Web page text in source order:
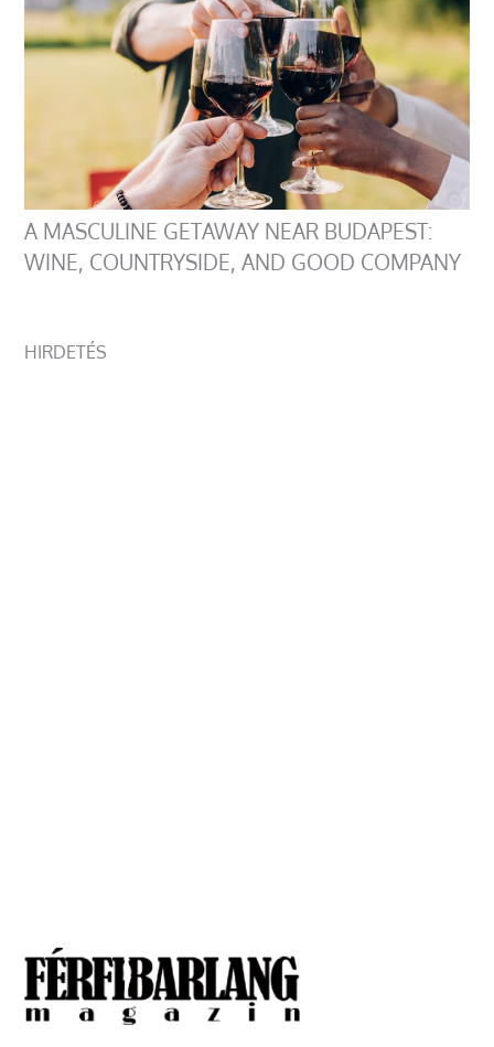
A MASCULINE GETAWAY NEAR BUDAPEST:
WINE, COUNTRYSIDE, AND GOOD COMPANY
HIRDETÉS